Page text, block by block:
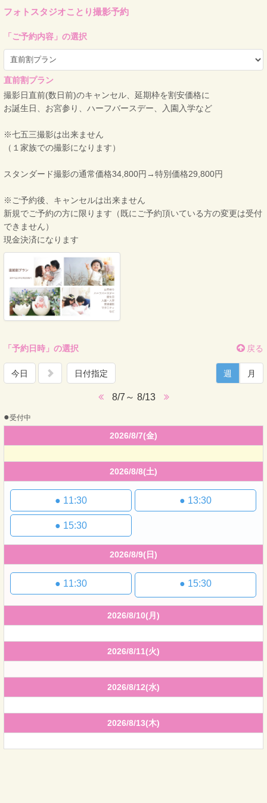
フォトスタジオことり撮影予約
「 ご予約内容 」の選択
直前割プラン
撮影日直前(数日前)のキャンセル、延期枠を割安価格に
お誕生日、お宮参り、ハーフバースデー、入園入学など
※七五三撮影は出来ません
（１家族での撮影になります）
スタンダード撮影の通常価格34,800円→特別価格29,800円
※ご予約後、キャンセルは出来ません
新規でご予約の方に限ります（既にご予約頂いている方の変更は受付
できません）
現金決済になります
戻る
「予約日時」の選択
今日 日付指定
8/7～ 8/13
週 月
●受付中
2026/8/7(金)
2026/8/8(土)
● 11:30 ● 13:30
● 15:30
2026/8/9(日)
● 11:30 ● 15:30
2026/8/10(月)
2026/8/11(火)
2026/8/12(水)
2026/8/13(木)